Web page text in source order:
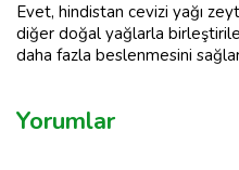
Evet, hindistan cevizi yağı
diğer doğal yağlarla
daha fazla beslenmesini
Yorumlar